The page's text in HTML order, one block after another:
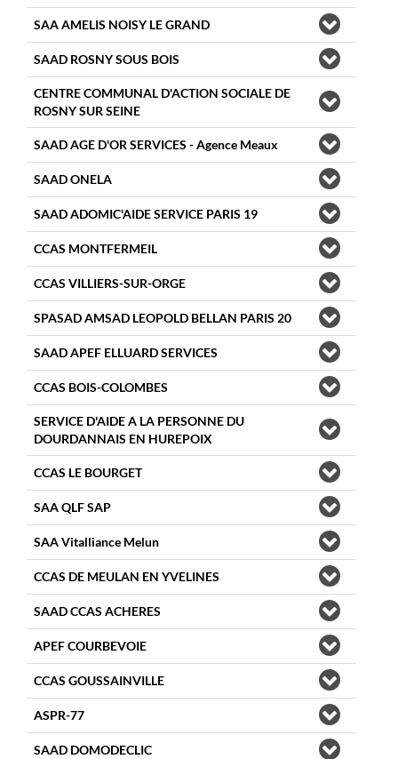
SAA AMELIS NOISY LE GRAND
SAAD ROSNY SOUS BOIS
CENTRE COMMUNAL D'ACTION SOCIALE DE
ROSNY SUR SEINE
SAAD AGE D'OR SERVICES - Agence Meaux
SAAD ONELA
SAAD ADOMIC'AIDE SERVICE PARIS 19
CCAS MONTFERMEIL
CCAS VILLIERS-SUR-ORGE
SPASAD AMSAD LEOPOLD BELLAN PARIS 20
SAAD APEF ELLUARD SERVICES
CCAS BOIS-COLOMBES
SERVICE D'AIDE A LA PERSONNE DU
DOURDANNAIS EN HUREPOIX
CCAS LE BOURGET
SAA QLF SAP
SAA Vitalliance Melun
CCAS DE MEULAN EN YVELINES
SAAD CCAS ACHERES
APEF COURBEVOIE
CCAS GOUSSAINVILLE
ASPR-77
SAAD DOMODECLIC